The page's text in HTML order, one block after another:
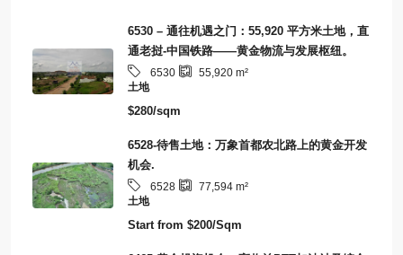
6530 – 通往机遇之门：55,920 平方米土地，直
通老挝-中国铁路——黄金物流与发展枢纽。
6530 55,920 m²
土地
$280/sqm
6528-待售土地：万象首都农北路上的黄金开发
机会.
6528 77,594 m²
土地
Start from $200/Sqm